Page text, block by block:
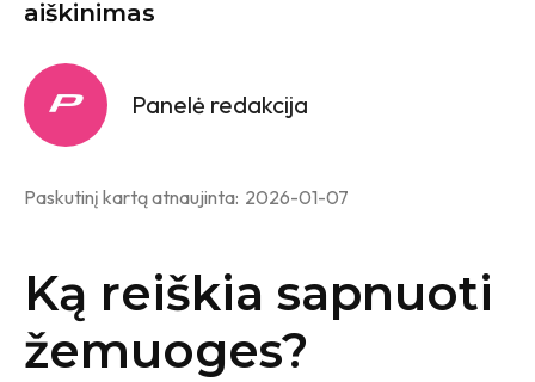
aiškinimas
Panelė redakcija
Paskutinį kartą atnaujinta: 2026-01-07
Ką reiškia sapnuoti
žemuoges?